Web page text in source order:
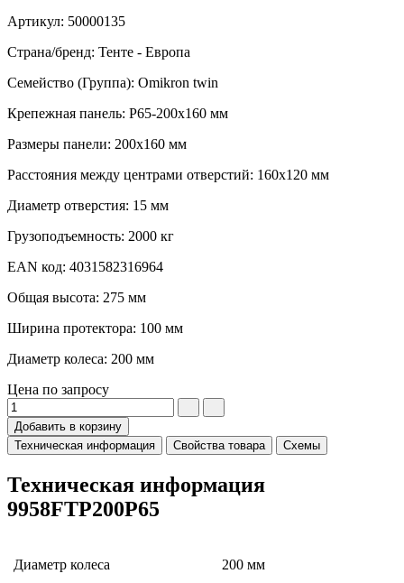
Артикул: 50000135
Страна/бренд: Тенте - Европа
Семейство (Группа): Omikron twin
Крепежная панель: P65-200x160 мм
Размеры панели: 200x160 мм
Расстояния между центрами отверстий: 160x120 мм
Диаметр отверстия: 15 мм
Грузоподъемность: 2000 кг
EAN код: 4031582316964
Общая высота: 275 мм
Ширина протектора: 100 мм
Диаметр колеса: 200 мм
Цена по запросу
Добавить в корзину
Техническая информация
Свойства товара Схемы
Техническая информация
9958FTP200P65
Диаметр колеса 200 мм